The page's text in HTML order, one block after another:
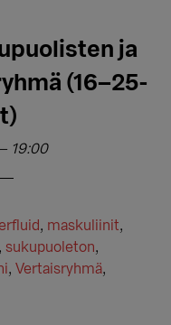
ja
(16–25-
19:00
, maskuliinit,
, sukupuoleton,
,Vertaisryhmä,